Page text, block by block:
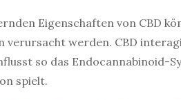
Eigenschaften von CBD
verursacht werden. CBD
so das Endocannabinoid-
spielt.